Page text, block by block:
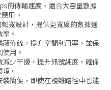
的傳輸速度，適合大容量數據
用。
寬設計，提供更寬廣的數據通
。
蔽佈線，提升空間利用率，並保
用。
減少干擾，提升訊號純度，確保
。
裝簡便，即使在複雜路徑中也能